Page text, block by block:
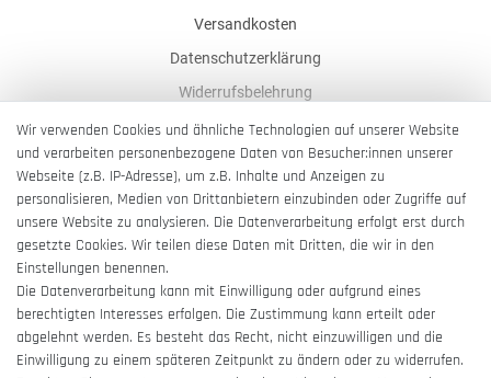
Versandkosten
Datenschutzerklärung
Widerrufsbelehrung
AGB
Impressum
Barrierefreiheitserklärung
Vertrag widerrufen
Wir verwenden Cookies und ähnliche Technologien auf unserer Website
und verarbeiten personenbezogene Daten von Besucher:innen unserer
Webseite (z.B. IP-Adresse), um z.B. Inhalte und Anzeigen zu
personalisieren, Medien von Drittanbietern einzubinden oder Zugriffe auf
unsere Website zu analysieren. Die Datenverarbeitung erfolgt erst durch
gesetzte Cookies. Wir teilen diese Daten mit Dritten, die wir in den
Einstellungen benennen.
Die Datenverarbeitung kann mit Einwilligung oder aufgrund eines
berechtigten Interesses erfolgen. Die Zustimmung kann erteilt oder
abgelehnt werden. Es besteht das Recht, nicht einzuwilligen und die
Einwilligung zu einem späteren Zeitpunkt zu ändern oder zu widerrufen.